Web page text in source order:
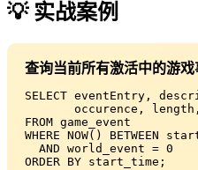
💡 实战案例
查询当前所有激活中的游戏
SELECT eventEntry,
occurence,
FROM game_event
WHERE NOW() BETWEEN
  AND world_event = 0
ORDER BY start_time;